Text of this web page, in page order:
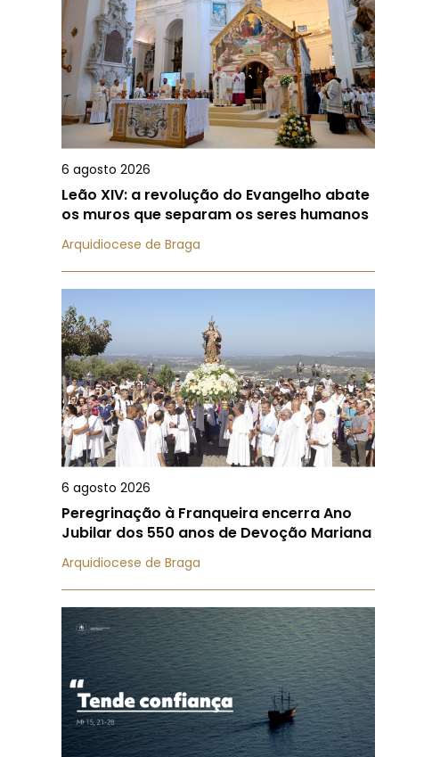
6 agosto 2026
Leão XIV: a revolução do Evangelho abate
os muros que separam os seres humanos
Arquidiocese de Braga
6 agosto 2026
Peregrinação à Franqueira encerra Ano
Jubilar dos 550 anos de Devoção Mariana
Arquidiocese de Braga